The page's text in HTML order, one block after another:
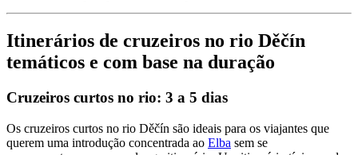
Itinerários de cruzeiros no rio Děčín
temáticos e com base na duração
Cruzeiros curtos no rio: 3 a 5 dias
Os cruzeiros curtos no rio Děčín são ideais para os viajantes que
querem uma introdução concentrada ao Elba sem se